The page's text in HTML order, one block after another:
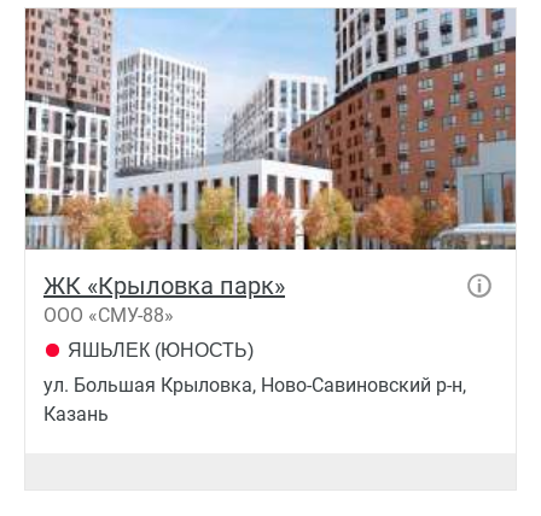
ЖК «Крыловка парк»
ООО «СМУ-88»
ЯШЬЛЕК (ЮНОСТЬ)
ул. Большая Крыловка, Ново-Савиновский р-н,
Казань